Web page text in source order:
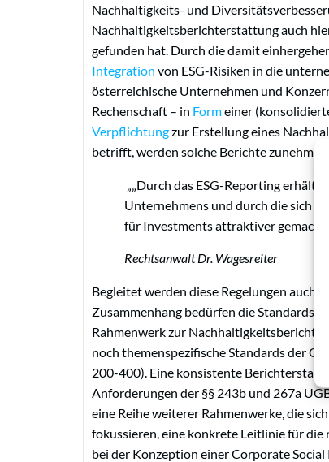
Nachhaltigkeits- und
Nachhaltigkeitsberichterstattung auch
gefunden hat. Durch die damit
Integration von ESG-Risiken in die
österreichische Unternehmen und
Rechenschaft – in Formeiner
Verpflichtungzur Erstellung eines
betrifft, werden solche Berichte
„Durch das ESG-Reporting erhält
Unternehmens und durch die sich
für Investments attraktiver gemacht
Rechtsanwalt Dr. Wagesreiter
Begleitet werden diese Regelungen auch
Zusammenhang bedürfen die Standards
Rahmenwerk zur
noch themenspezifische Standards der
200-400). Eine konsistente
Anforderungen der §§ 243b und 267a
eine Reihe weiterer Rahmenwerke, die
fokussieren, eine konkrete Leitlinie für die
bei der Konzeption einer Corporate